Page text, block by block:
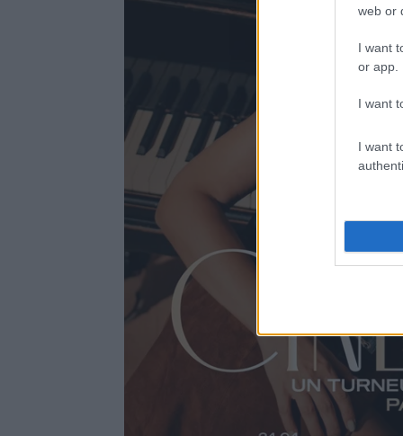
web or
I want
or app.
I want
I want